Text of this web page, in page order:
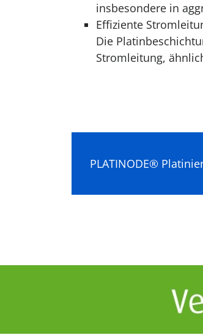
insbesondere in
Effiziente
Die
Stromleitung,
PLATINODE®